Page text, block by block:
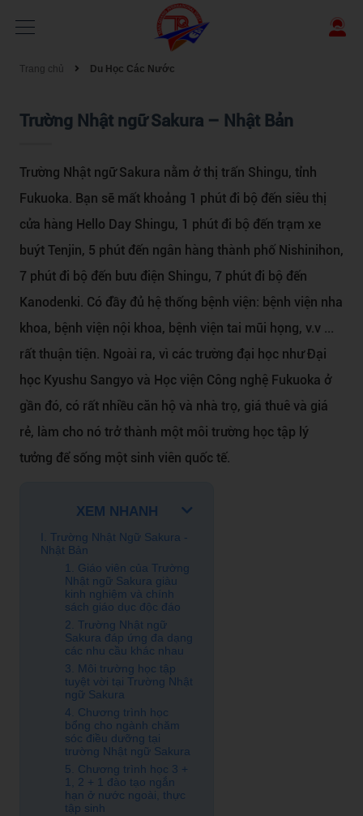
Trang chủ Du Học Các Nước
Trường Nhật ngữ Sakura – Nhật Bản
Trường Nhật ngữ Sakura nằm ở thị trấn Shingu, tỉnh
Fukuoka. Bạn sẽ mất khoảng 1 phút đi bộ đến siêu thị
cửa hàng Hello Day Shingu, 1 phút đi bộ đến trạm xe
buýt Tenjin, 5 phút đến ngân hàng thành phố Nishinihon,
7 phút đi bộ đến bưu điện Shingu, 7 phút đi bộ đến
Kanodenki. Có đầy đủ hệ thống bệnh viện: bệnh viện nha
khoa, bệnh viện nội khoa, bệnh viện tai mũi họng, v.v ...
rất thuận tiện. Ngoài ra, vì các trường đại học như Đại
học Kyushu Sangyo và Học viện Công nghệ Fukuoka ở
gần đó, có rất nhiều căn hộ và nhà trọ, giá thuê và giá
rẻ, làm cho nó trở thành một môi trường học tập lý
tưởng để sống một sinh viên quốc tế.
XEM NHANH
I. Trường Nhật Ngữ Sakura -
Nhật Bản
1. Giáo viên của Trường
Nhật ngữ Sakura giàu
kinh nghiệm và chính
sách giáo dục độc đáo
2. Trường Nhật ngữ
Sakura đáp ứng đa dạng
các nhu cầu khác nhau
3. Môi trường học tập
tuyệt vời tại Trường Nhật
ngữ Sakura
4. Chương trình học
bổng cho ngành chăm
sóc điều dưỡng tại
trường Nhật ngữ Sakura
5. Chương trình học 3 +
1, 2 + 1 đào tạo ngắn
hạn ở nước ngoài, thực
tập sinh